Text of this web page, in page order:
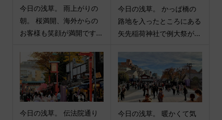
今日の浅草。 雨上がりの
朝。 桜満開、海外からの
お客様も笑顔が満開です...
今日の浅草。 かっぱ橋の
路地を入ったところにある
矢先稲荷神社で例大祭が...
今日の浅草。 伝法院通り
今日の浅草。 暖かくて気